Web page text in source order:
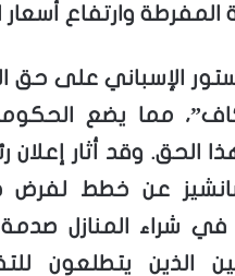
المفرطة وارتفاع
الإسباني على حق
مما يضع
الحق. وقد أثار إعلان
عن خطط لفرض
في شراء المنازل
الذين يتطلعون